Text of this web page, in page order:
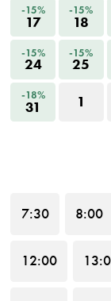
-15%
17
-15%
18
-15%
24
-15%
25
-18%
31 1
7:30 8:00
12:00 13